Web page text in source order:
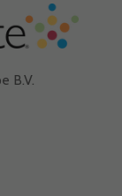
B.V.